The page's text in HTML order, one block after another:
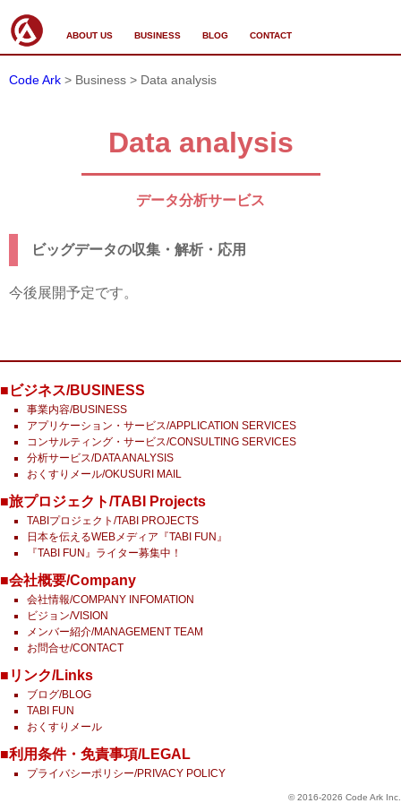
ABOUT US BUSINESS BLOG CONTACT
Code Ark > Business > Data analysis
Data analysis
データ分析サービス
ビッグデータの収集・解析・応用
今後展開予定です。
■ビジネス/BUSINESS
事業内容/BUSINESS
アプリケーション・サービス/APPLICATION SERVICES
コンサルティング・サービス/CONSULTING SERVICES
分析サービス/DATA ANALYSIS
おくすりメール/OKUSURI MAIL
■旅プロジェクト/TABI Projects
TABIプロジェクト/TABI PROJECTS
日本を伝えるWEBメディア『TABI FUN』
『TABI FUN』ライター募集中！
■会社概要/Company
会社情報/COMPANY INFOMATION
ビジョン/VISION
メンバー紹介/MANAGEMENT TEAM
お問合せ/CONTACT
■リンク/Links
ブログ/BLOG
TABI FUN
おくすりメール
■利用条件・免責事項/LEGAL
プライバシーポリシー/PRIVACY POLICY
© 2016-2026 Code Ark Inc.